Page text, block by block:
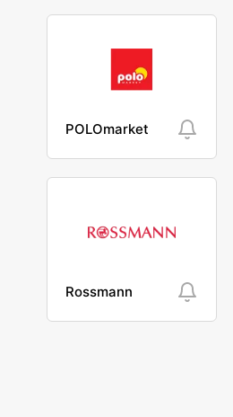
POLOmarket
Rossmann